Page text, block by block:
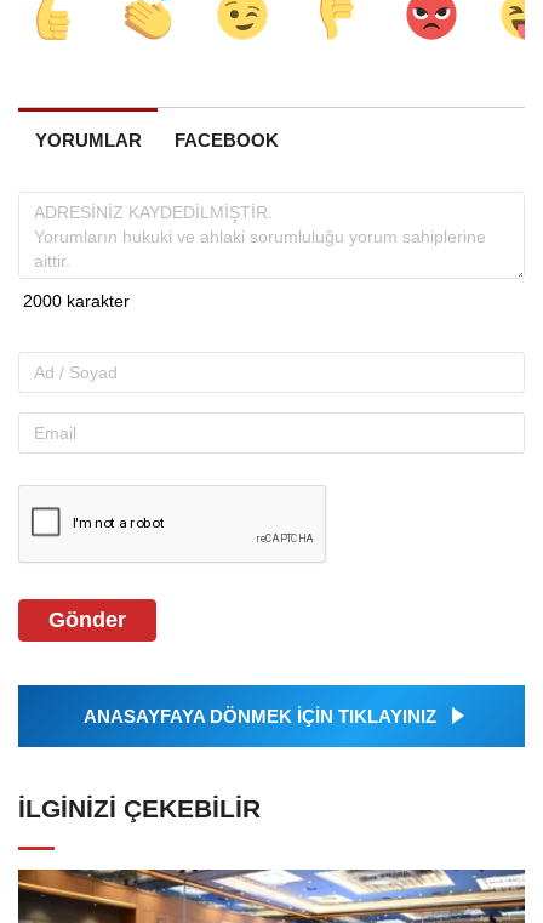
YORUMLAR FACEBOOK
Gönder
ANASAYFAYA DÖNMEK İÇİN TIKLAYINIZ
İLGINIZI ÇEKEBILIR